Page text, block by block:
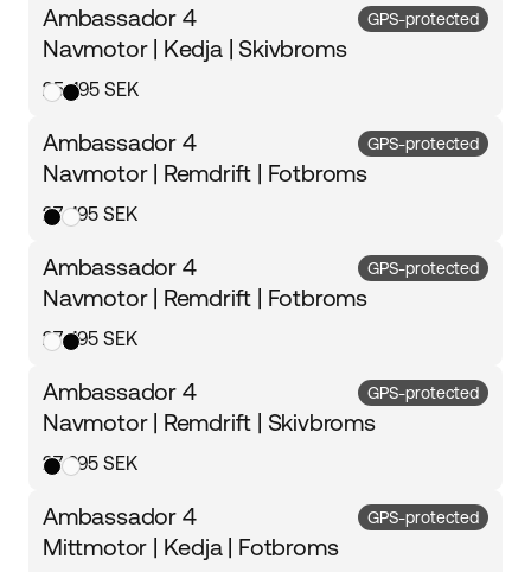
Ambassador 4
Navmotor | Kedja | Skivbroms
25 495 SEK
GPS-protected
Ambassador 4
Navmotor | Remdrift | Fotbroms
27 495 SEK
GPS-protected
Ambassador 4
Navmotor | Remdrift | Fotbroms
27 495 SEK
GPS-protected
Ambassador 4
Navmotor | Remdrift | Skivbroms
27 995 SEK
GPS-protected
Ambassador 4
Mittmotor | Kedja | Fotbroms
GPS-protected